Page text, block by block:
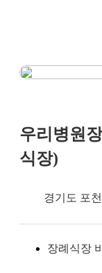
우리병원
식장)
경기도 포천
장례식장